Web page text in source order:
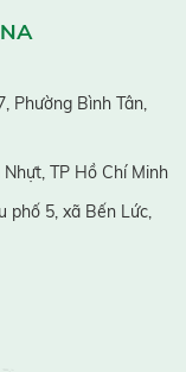
Phường Bình Tân,
TP Hồ Chí Minh
phố 5, xã Bến Lức,